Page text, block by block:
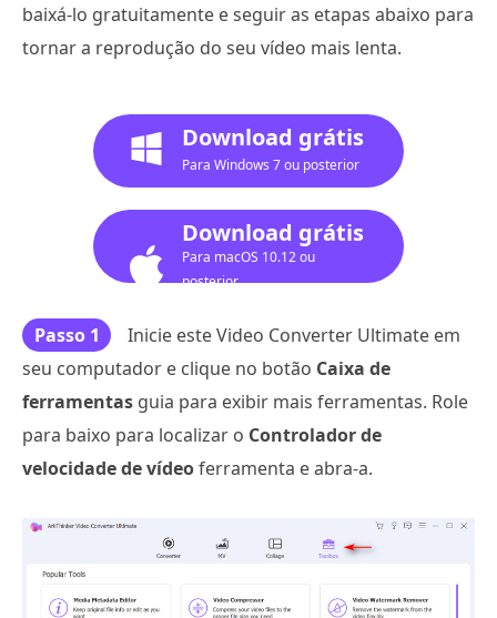
baixá-lo gratuitamente e seguir as etapas abaixo para
tornar a reprodução do seu vídeo mais lenta.
Download grátis
Para Windows 7 ou posterior
Download grátis
Para macOS 10.12 ou
posterior
Passo 1
Inicie este Video Converter Ultimate em
seu computador e clique no botão Caixa de
ferramentas guia para exibir mais ferramentas. Role
para baixo para localizar o Controlador de
velocidade de vídeoferramenta e abra-a.